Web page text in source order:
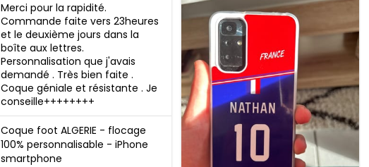
Merci pour la rapidité.
Commande faite vers 23heures
et le deuxième jours dans la
boîte aux lettres.
Personnalisation que j'avais
demandé . Très bien faite .
Coque géniale et résistante . Je
conseille++++++++
Coque foot ALGERIE - flocage
100% personnalisable - iPhone
smartphone